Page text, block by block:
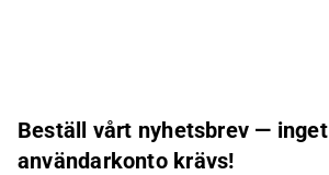
Beställ vårt nyhetsbrev — inget
användarkonto krävs!